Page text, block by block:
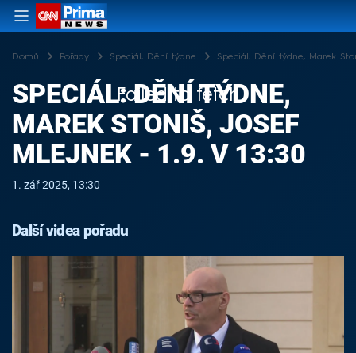
Domů Pořady Speciál: Dění týdne Speciál: Dění týdne, Marek
Failed to fetch
SPECIÁL: DĚNÍ TÝDNE,
MAREK STONIŠ, JOSEF
MLEJNEK - 1.9. V 13:30
1. zář 2025, 13:30
Další videa pořadu